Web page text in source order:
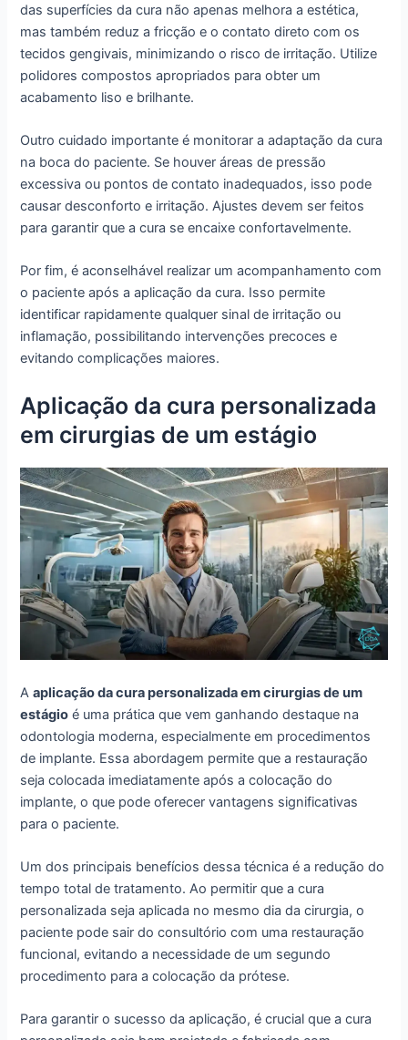
das superfícies da cura não apenas melhora a estética,
mas também reduz a fricção e o contato direto com os
tecidos gengivais, minimizando o risco de irritação. Utilize
polidores compostos apropriados para obter um
acabamento liso e brilhante.
Outro cuidado importante é monitorar a adaptação da cura
na boca do paciente. Se houver áreas de pressão
excessiva ou pontos de contato inadequados, isso pode
causar desconforto e irritação. Ajustes devem ser feitos
para garantir que a cura se encaixe confortavelmente.
Por fim, é aconselhável realizar um acompanhamento com
o paciente após a aplicação da cura. Isso permite
identificar rapidamente qualquer sinal de irritação ou
inflamação, possibilitando intervenções precoces e
evitando complicações maiores.
Aplicação da cura personalizada
em cirurgias de um estágio
Aaplicação da cura personalizada em cirurgias de um
estágio é uma prática que vem ganhando destaque na
odontologia moderna, especialmente em procedimentos
de implante. Essa abordagem permite que a restauração
seja colocada imediatamente após a colocação do
implante, o que pode oferecer vantagens significativas
para o paciente.
Um dos principais benefícios dessa técnica é a redução do
tempo total de tratamento. Ao permitir que a cura
personalizada seja aplicada no mesmo dia da cirurgia, o
paciente pode sair do consultório com uma restauração
funcional, evitando a necessidade de um segundo
procedimento para a colocação da prótese.
Para garantir o sucesso da aplicação, é crucial que a cura